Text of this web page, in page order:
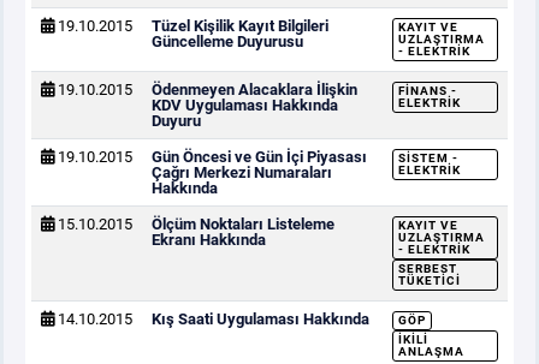
19.10.2015
Tüzel Kişilik Kayıt Bilgileri
Güncelleme Duyurusu
KAYIT VE
UZLAŞTIRMA
- ELEKTRIK
19.10.2015
Ödenmeyen Alacaklara İlişkin
KDV Uygulaması Hakkında
Duyuru
FINANS -
ELEKTRIK
19.10.2015
Gün Öncesi ve Gün İçi Piyasası
Çağrı Merkezi Numaraları
Hakkında
SISTEM -
ELEKTRIK
15.10.2015
Ölçüm Noktaları Listeleme
Ekranı Hakkında
KAYIT VE
UZLAŞTIRMA
- ELEKTRIK
SERBEST
TÜKETICI
14.10.2015 Kış Saati Uygulaması Hakkında
GÖP
İKILI
ANLAŞMA